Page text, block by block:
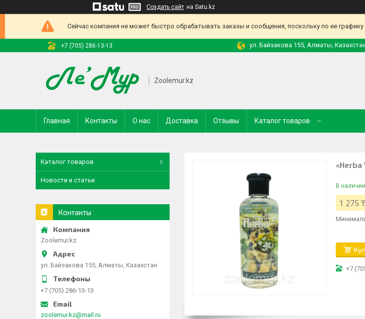
Создать сайт на Satu.kz
Сейчас компания не может быстро обрабатывать заказы и сообщения, поскольку по ее
+7 (705) 286-13-13 ул. Байзакова 155, Алматы, Казахстан
Zoolemur.kz
Главная Контакты О нас Доставка Отзывы Каталог товаров
В наличии
1 275 ₸
+7
Каталог товаров
Новости и статьи
Контакты
Zoolemur.kz
ул. Байзакова 155, Алматы, Казахстан
+7 (705) 286-13-13
zoolemur.kz@mail.ru